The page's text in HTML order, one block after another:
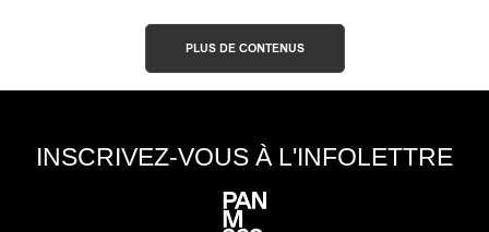
PLUS DE CONTENUS
INSCRIVEZ-VOUS À L'INFOLETTRE